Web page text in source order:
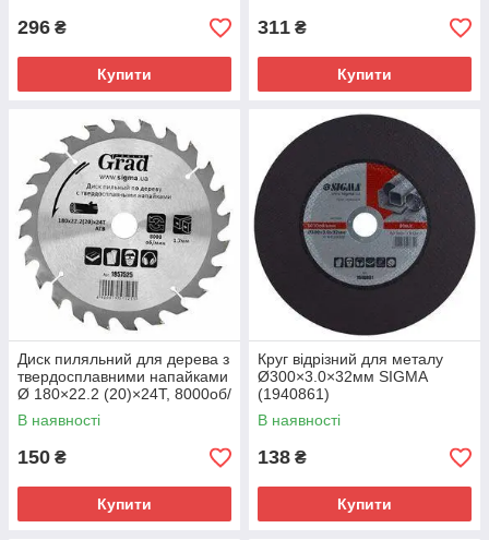
296 ₴
Купити
311 ₴
Купити
Диск пиляльний для дерева з
твердосплавними напайками
Ø 180×22.2 (20)×24Т, 8000об/
хв GRAD (1957525)
В наявності
150 ₴
Купити
Круг відрізний для металу
Ø300×3.0×32мм SIGMA
(1940861)
В наявності
138 ₴
Купити